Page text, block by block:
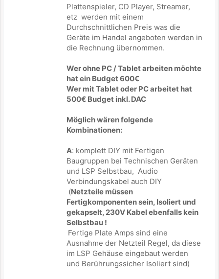
Plattenspieler, CD Player, Streamer,
etz werden mit einem
Durchschnittlichen Preis was die
Geräte im Handel angeboten werden in
die Rechnung übernommen.
Wer ohne PC / Tablet arbeiten möchte
hat ein Budget 600€
Wer mit Tablet oder PC arbeitet hat
500€ Budget inkl. DAC
Möglich wären folgende
Kombinationen:
A: komplett DIY mit Fertigen
Baugruppen bei Technischen Geräten
und LSP Selbstbau, Audio
Verbindungskabel auch DIY
(Netzteile müssen
Fertigkomponenten sein, Isoliert und
gekapselt, 230V Kabel ebenfalls kein
Selbstbau !
Fertige Plate Amps sind eine
Ausnahme der Netzteil Regel, da diese
im LSP Gehäuse eingebaut werden
und Berührungssicher Isoliert sind)